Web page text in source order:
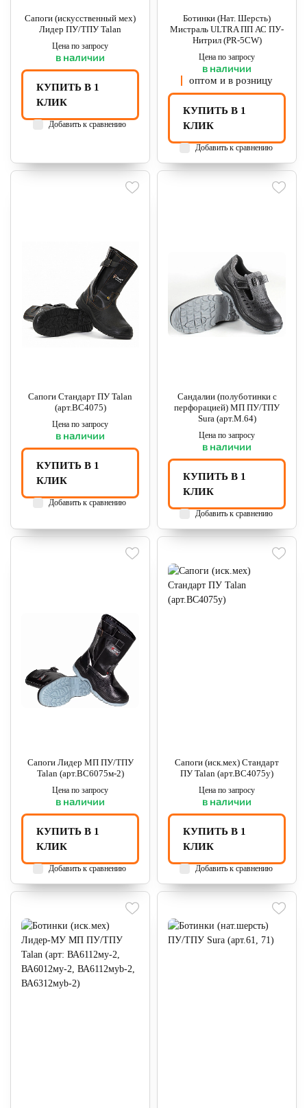
Сапоги (искусственный мех)
Лидер ПУ/ТПУ Talan
Цена по запросу
в наличии
КУПИТЬ В 1
КЛИК
Добавить к сравнению
Ботинки (Нат. Шерсть)
Мистраль ULTRA ПП АС ПУ-
Нитрил (PR-5CW)
Цена по запросу
в наличии
оптом и в розницу
КУПИТЬ В 1
КЛИК
Добавить к сравнению
Сапоги Стандарт ПУ Talan
(арт.ВС4075)
Цена по запросу
в наличии
КУПИТЬ В 1
КЛИК
Добавить к сравнению
Сандалии (полуботинки с
перфорацией) МП ПУ/ТПУ
Sura (арт.М.64)
Цена по запросу
в наличии
КУПИТЬ В 1
КЛИК
Добавить к сравнению
Сапоги Лидер МП ПУ/ТПУ
Talan (арт.ВС6075м-2)
Цена по запросу
в наличии
КУПИТЬ В 1
КЛИК
Добавить к сравнению
Сапоги (иск.мех) Стандарт
ПУ Talan (арт.ВС4075у)
Цена по запросу
в наличии
КУПИТЬ В 1
КЛИК
Добавить к сравнению